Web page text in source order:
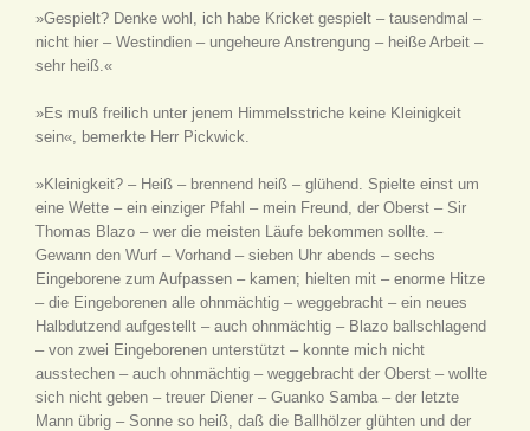
»Gespielt? Denke wohl, ich habe Kricket gespielt – tausendmal –
nicht hier – Westindien – ungeheure Anstrengung – heiße Arbeit –
sehr heiß.«
»Es muß freilich unter jenem Himmelsstriche keine Kleinigkeit
sein«, bemerkte Herr Pickwick.
»Kleinigkeit? – Heiß – brennend heiß – glühend. Spielte einst um
eine Wette – ein einziger Pfahl – mein Freund, der Oberst – Sir
Thomas Blazo – wer die meisten Läufe bekommen sollte. –
Gewann den Wurf – Vorhand – sieben Uhr abends – sechs
Eingeborene zum Aufpassen – kamen; hielten mit – enorme Hitze
– die Eingeborenen alle ohnmächtig – weggebracht – ein neues
Halbdutzend aufgestellt – auch ohnmächtig – Blazo ballschlagend
– von zwei Eingeborenen unterstützt – konnte mich nicht
ausstechen – auch ohnmächtig – weggebracht der Oberst – wollte
sich nicht geben – treuer Diener – Guanko Samba – der letzte
Mann übrig – Sonne so heiß, daß die Ballhölzer glühten und der